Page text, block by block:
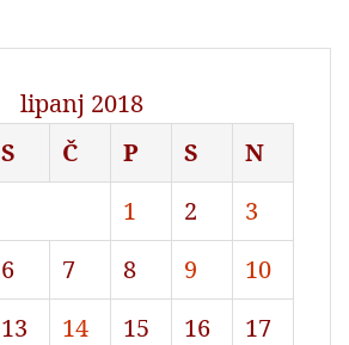
lipanj 2018
S Č P S
N
1
2
3
6 7 8 9
10
13 14 15 16
17